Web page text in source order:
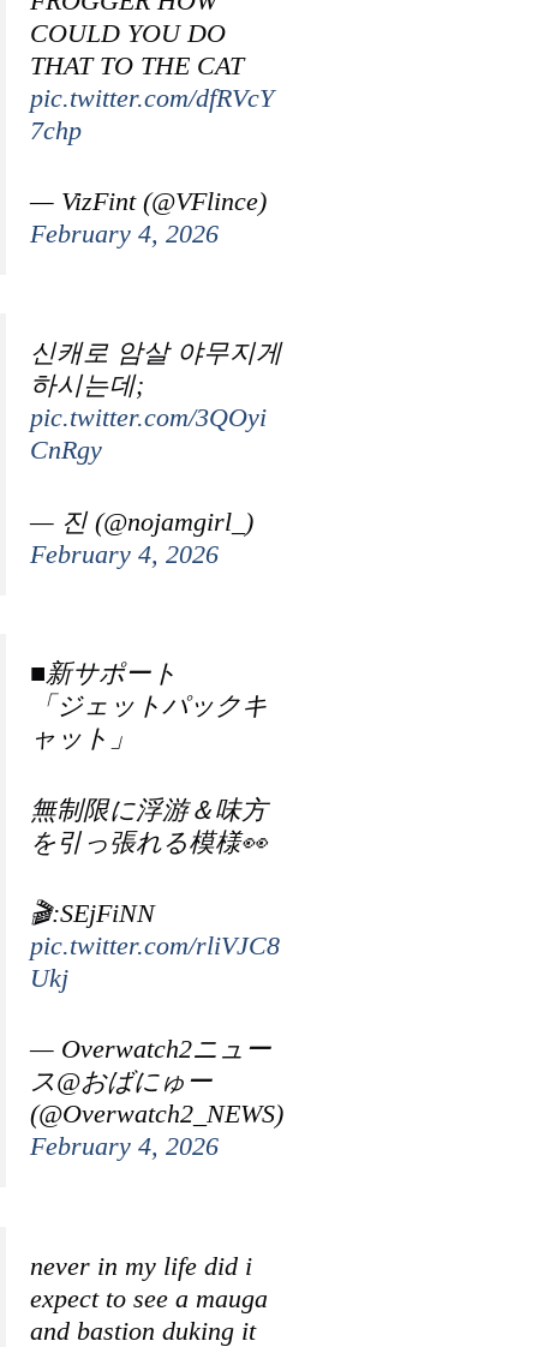
COULD YOU DO
THAT TO THE CAT
pic.twitter.com/dfRVcY
7chp
— VizFint (@VFlince)
February 4, 2026
신캐로 암살 야무지게
하시는데;
pic.twitter.com/3QOyi
CnRgy
— 진 (@nojamgirl_)
February 4, 2026
■新サポート
「ジェットパックキ
ャット」
無制限に浮游＆味方
を引っ張れる模様👀
🎬:SEjFiNN
pic.twitter.com/rliVJC8
Ukj
— Overwatch2ニュー
ス@おばにゅー
(@Overwatch2_NEWS)
February 4, 2026
never in my life did i
expect to see a mauga
and bastion duking it